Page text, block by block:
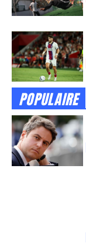
POPULAIRE